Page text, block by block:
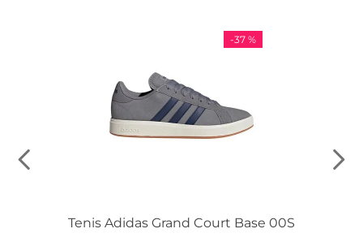
-37 %
Tenis Adidas Grand Court Base 00S